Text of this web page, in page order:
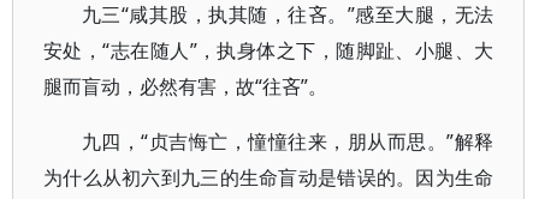
九三“咸其股，执其随，往吝。”感至大腿，无法
安处，“志在随人”，执身体之下，随脚趾、小腿、大
腿而盲动，必然有害，故“往吝”。
九四，“贞吉悔亡，憧憧往来，朋从而思。”解释
为什么从初六到九三的生命盲动是错误的。因为生命